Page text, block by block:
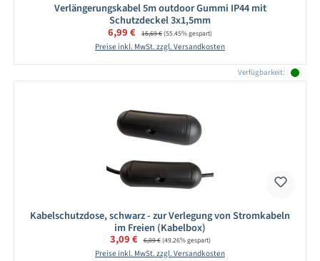
Verlängerungskabel 5m outdoor Gummi IP44 mit
Schutzdeckel 3x1,5mm
Verkaufspreis:
6,99 € Regulärer Preis:
15,69 €(55.45% gespart)
Preise inkl. MwSt. zzgl. Versandkosten
Verfügbarkeit:
Kabelschutzdose, schwarz - zur Verlegung von Stromkabeln
im Freien (Kabelbox)
Verkaufspreis:
3,09 € Regulärer Preis:
6,09 €(49.26% gespart)
Preise inkl. MwSt. zzgl. Versandkosten